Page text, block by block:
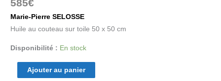
585€
Marie-Pierre SELOSSE
Huile au couteau sur toile 50 x 50 cm
Disponibilité : En stock
Ajouter au panier